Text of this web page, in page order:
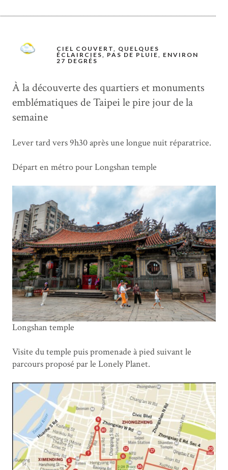
CIEL COUVERT, QUELQUES
ÉCLAIRCIES, PAS DE PLUIE, ENVIRON
27 DEGRÉS
À la découverte des quartiers et monuments
emblématiques de Taipei le pire jour de la
semaine
Lever tard vers 9h30 après une longue nuit réparatrice.
Départ en métro pour Longshan temple
Longshan temple
Visite du temple puis promenade à pied suivant le
parcours proposé par le Lonely Planet.